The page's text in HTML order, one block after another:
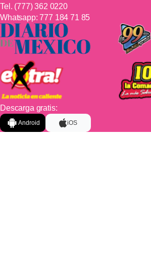
Tel. (777) 362 0220
Whatsapp:777 184 71 85
Descarga gratis:
Android iOS